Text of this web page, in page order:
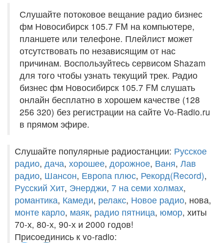
Слушайте потоковое вещание радио бизнес
фм Новосибирск 105.7 FM на компьютере,
планшете или телефоне. Плейлист может
отсутствовать по независящим от нас
причинам. Воспользуйтесь сервисом Shazam
для того чтобы узнать текущий трек. Радио
бизнес фм Новосибирск 105.7 FM слушать
онлайн бесплатно в хорошем качестве (128
256 320) без регистрации на сайте Vo-Radio.ru
в прямом эфире.
Слушайте популярные радиостанции: Русское
радио, дача, хорошее, дорожное, Ваня, Лав
радио, Шансон, Европа плюс, Рекорд(Record),
Русский Хит, Энерджи, 7 на семи холмах,
романтика, Камеди, релакс, Новое радио, нова,
монте карло, маяк, радио пятница, юмор, хиты
70-х, 80-х, 90-х и 2000 годов!
Присоединись к vo-radio: